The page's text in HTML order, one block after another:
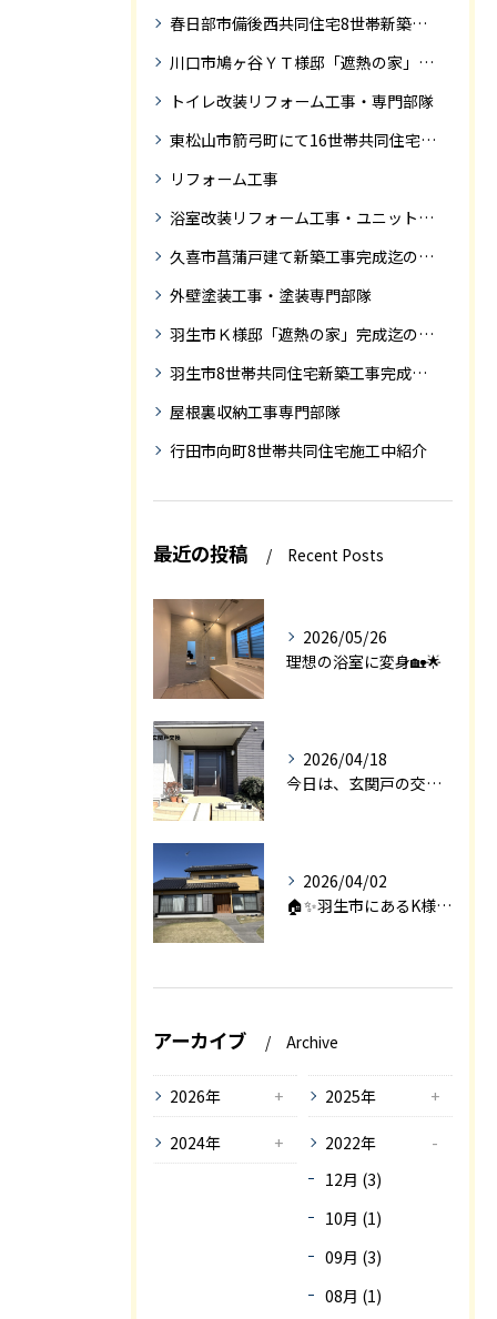
春日部市備後西共同住宅8世帯新築工事完成迄の紹介です。
川口市鳩ヶ谷ＹＴ様邸「遮熱の家」工事状況
トイレ改装リフォーム工事・専門部隊
東松山市箭弓町にて16世帯共同住宅新築工事完成迄の紹介です。
リフォーム工事
浴室改装リフォーム工事・ユニットバス専門部隊
久喜市菖蒲戸建て新築工事完成迄の紹介
外壁塗装工事・塗装専門部隊
羽生市Ｋ様邸「遮熱の家」完成迄の紹介です
羽生市8世帯共同住宅新築工事完成迄の紹介
屋根裏収納工事専門部隊
行田市向町8世帯共同住宅施工中紹介
最近の投稿 Recent Posts
2026/05/26
理想の浴室に変身🏡🌟
2026/04/18
今日は、玄関戸の交換工事をご紹介します🚪✨。
2026/04/02
🏠✨羽生市にあるK様邸は、2008年に㈱エアロックで新築され...
アーカイブ Archive
2026年 2025年
2024年
2022年
12月 (3)
10月 (1)
09月 (3)
08月 (1)